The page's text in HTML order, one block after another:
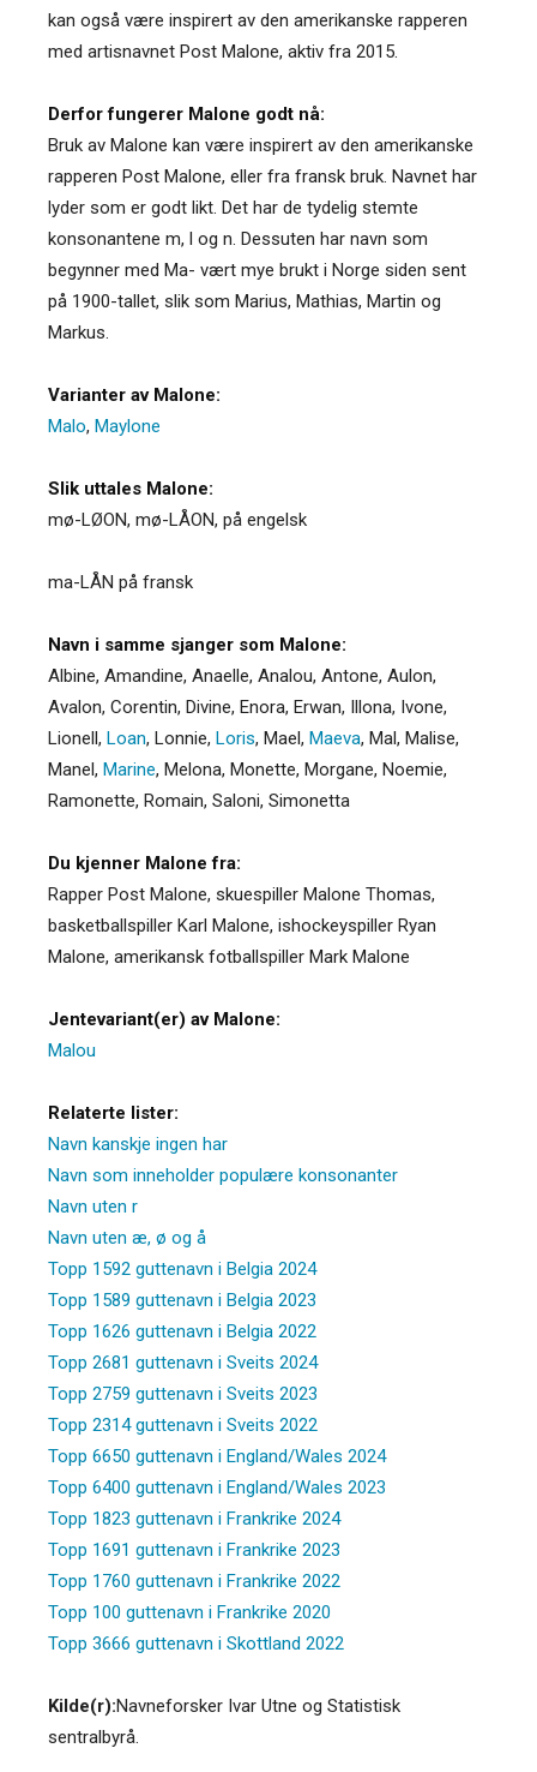
kan også være inspirert av den amerikanske rapperen
med artisnavnet Post Malone, aktiv fra 2015.
Derfor fungerer Malone godt nå:
Bruk av Malone kan være inspirert av den amerikanske
rapperen Post Malone, eller fra fransk bruk. Navnet har
lyder som er godt likt. Det har de tydelig stemte
konsonantene m, l og n. Dessuten har navn som
begynner med Ma- vært mye brukt i Norge siden sent
på 1900-tallet, slik som Marius, Mathias, Martin og
Markus.
Varianter av Malone:
Malo, Maylone
Slik uttales Malone:
mø-LØON, mø-LÅON, på engelsk
ma-LÅN på fransk
Navn i samme sjanger som Malone:
Albine, Amandine, Anaelle, Analou, Antone, Aulon,
Avalon, Corentin, Divine, Enora, Erwan, Illona, Ivone,
Lionell, Loan, Lonnie, Loris, Mael, Maeva, Mal, Malise,
Manel, Marine, Melona, Monette, Morgane, Noemie,
Ramonette, Romain, Saloni, Simonetta
Du kjenner Malone fra:
Rapper Post Malone, skuespiller Malone Thomas,
basketballspiller Karl Malone, ishockeyspiller Ryan
Malone, amerikansk fotballspiller Mark Malone
Jentevariant(er) av Malone:
Malou
Relaterte lister:
Navn kanskje ingen har
Navn som inneholder populære konsonanter
Navn uten r
Navn uten æ, ø og å
Topp 1592 guttenavn i Belgia 2024
Topp 1589 guttenavn i Belgia 2023
Topp 1626 guttenavn i Belgia 2022
Topp 2681 guttenavn i Sveits 2024
Topp 2759 guttenavn i Sveits 2023
Topp 2314 guttenavn i Sveits 2022
Topp 6650 guttenavn i England/Wales 2024
Topp 6400 guttenavn i England/Wales 2023
Topp 1823 guttenavn i Frankrike 2024
Topp 1691 guttenavn i Frankrike 2023
Topp 1760 guttenavn i Frankrike 2022
Topp 100 guttenavn i Frankrike 2020
Topp 3666 guttenavn i Skottland 2022
Kilde(r):Navneforsker Ivar Utne og Statistisk
sentralbyrå.